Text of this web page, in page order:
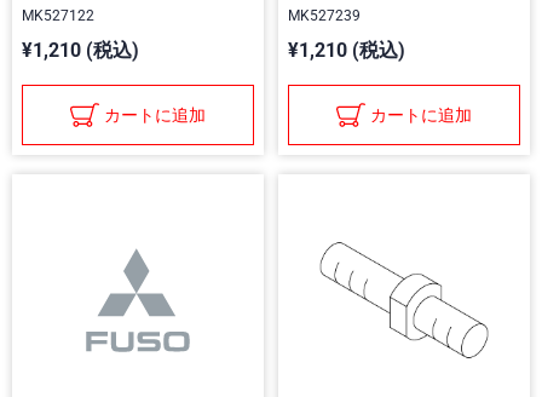
MK527122
¥1,210 (税込)
カートに追加
MK527239
¥1,210 (税込)
カートに追加